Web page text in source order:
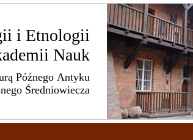
i Etnologii
Nauk
Późnego Antyku
Średniowiecza